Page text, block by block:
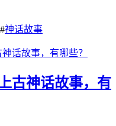
#神话故事
古神话故事，有